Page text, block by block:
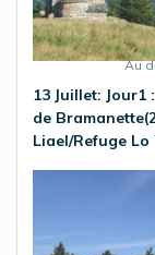
Au
13 Juillet: Jour1 :
de
Liael/Refuge Lo